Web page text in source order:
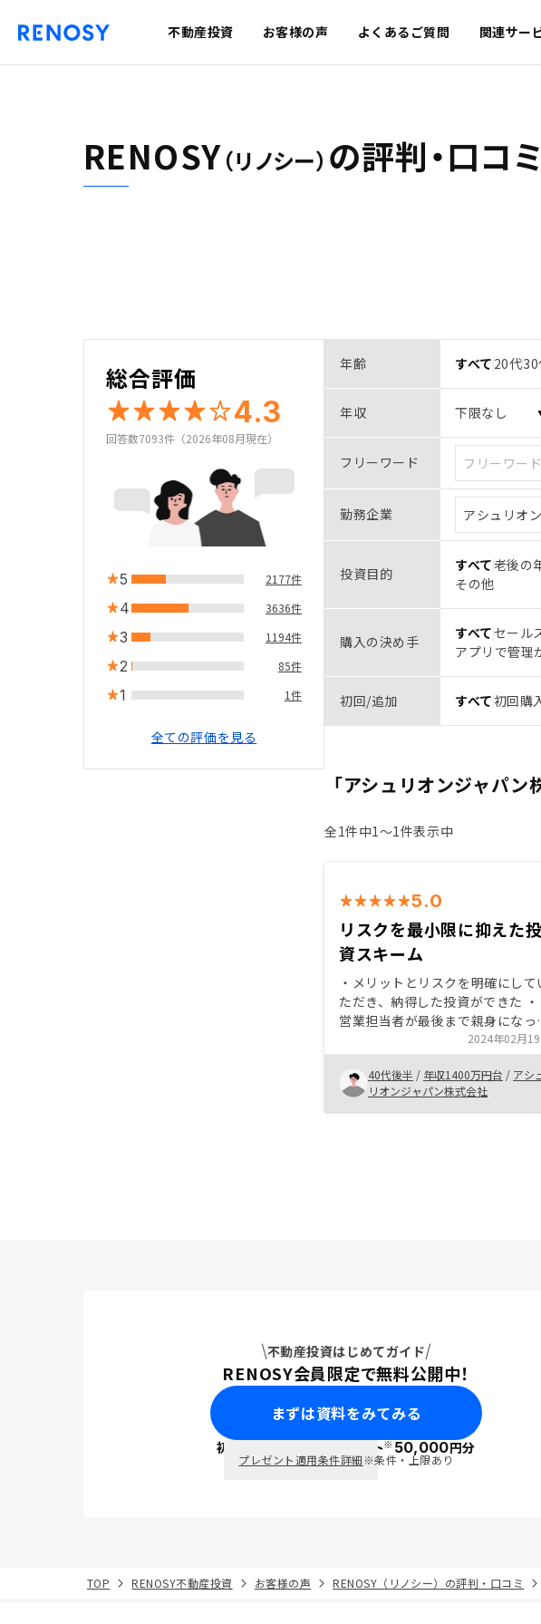
不動産投資 お客様の声 よくあるご質問 関連サー
RENOSY（リノシー） の評判・口コミ
総合評価
4.3
回答数7093件（2026年08月現在）
5 2177件
4 3636件
3 1194件
2 85件
1 1件
全ての評価を見る
年齢 すべて 20代
年収
フリーワード
勤務企業
投資目的 すべて老後の
その他
購入の決め手 すべてセール
アプリで管理
初回/追加 すべて初回購
「アシュリオンジャパン
全1件中1〜1件表示中
5.0
リスクを最小限に抑えた投
資スキーム
・メリットとリスクを明確にして
ただき、納得した投資ができた ・
営業担当者が最後まで親身になっ
対応くださり、信用できる会社だ
思えた ・資産形成をレバレッジを
効かせてできる魅力が非常に大き
・複数物件を購入するメリットが大
きい ・デジタル化と言いつつ、ア
2024年02月19
40代後半 / 年収1400万円台 / アシ
リオンジャパン株式会社
不動産投資はじめてガイド
RENOSY会員限定で無料公開中！
まずは資料をみてみる
初回面談で ポイント※50,000円分
プレゼント適用条件詳細※条件・上限あり
TOP RENOSY不動産投資 お客様の声 RENOSY（リノシー）の評判・口コミ